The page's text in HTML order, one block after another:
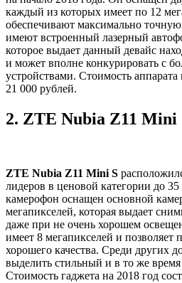
каждый из которых имеет по 12
обеспечивают максимально
имеют встроенный лазерный
которое выдает данный девайс
и может вполне конкурировать с
устройствами. Стоимость аппарата
21 000 рублей.
2. ZTE Nubia Z11 Mini
ZTE Nubia Z11 Mini S
лидеров в ценовой категории до
камерофон оснащен основной
мегапикселей, которая выдает
даже при не очень хорошем
имеет 8 мегапикселей и позволяет
хорошего качества. Среди других
выделить стильный и в то же
Стоимость гаджета на 2018 год